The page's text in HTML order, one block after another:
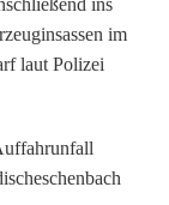
ins
im
laut Polizei